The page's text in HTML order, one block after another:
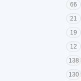
66
21
19
12
138
130